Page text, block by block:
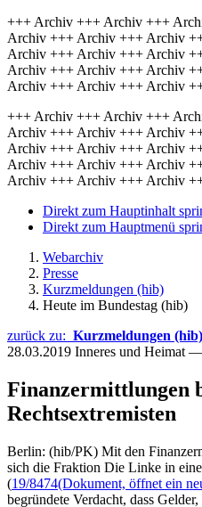
+++ Archiv +++ Archiv +++
Archiv +++ Archiv +++ Archiv
Archiv +++ Archiv +++ Archiv
Archiv +++ Archiv +++ Archiv
Archiv +++ Archiv +++ Archiv
+++ Archiv +++ Archiv +++
Archiv +++ Archiv +++ Archiv
Archiv +++ Archiv +++ Archiv
Archiv +++ Archiv +++ Archiv
Archiv +++ Archiv +++ Archiv
Direkt zum Hauptinhalt
Direkt zum Hauptmenü
Webarchiv
Presse
Kurzmeldungen (hib)
Heute im Bundestag (hib)
zurück zu: Kurzmeldungen (hib)
28.03.2019 Inneres und Heimat
Finanzermittlungen
Rechtsextremisten
Berlin: (hib/PK) Mit den
sich die Fraktion Die Linke in
(19/8474(Dokument, öffnet ein
begründete Verdacht, dass